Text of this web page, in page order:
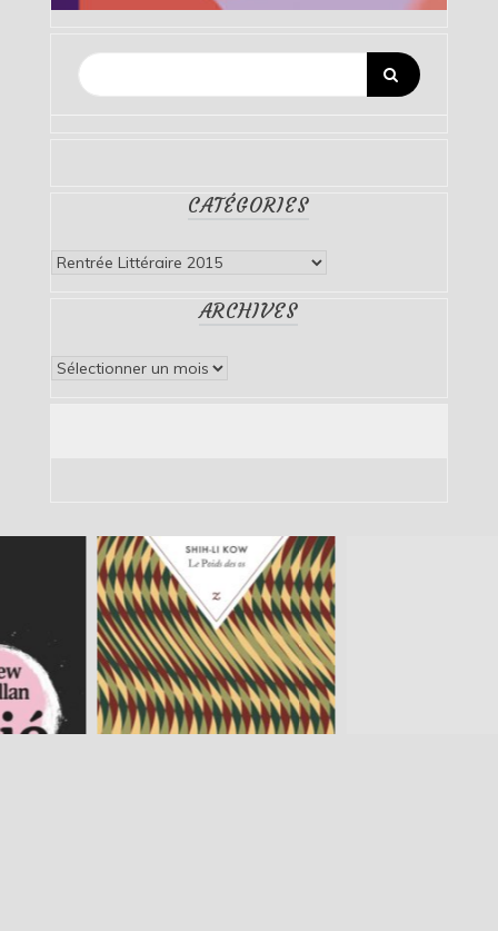
CATÉGORIES
Catégories
ARCHIVES
Archives